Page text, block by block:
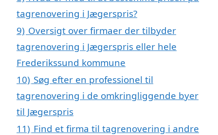
tagrenovering i Jægerspris?
9) Oversigt over firmaer der tilbyder
tagrenovering i Jægerspris eller hele
Frederikssund kommune
10) Søg efter en professionel til
tagrenovering i de omkringliggende byer
til Jægerspris
11) Find et firma til tagrenovering i andre